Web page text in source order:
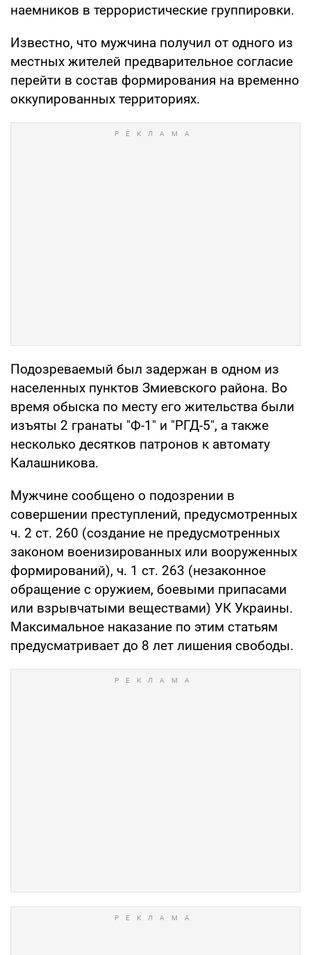
наемников в террористические группировки.
Известно, что мужчина получил от одного из
местных жителей предварительное согласие
перейти в состав формирования на временно
оккупированных территориях.
Подозреваемый был задержан в одном из
населенных пунктов Змиевского района. Во
время обыска по месту его жительства были
изъяты 2 гранаты "Ф-1" и "РГД-5", а также
несколько десятков патронов к автомату
Калашникова.
Мужчине сообщено о подозрении в
совершении преступлений, предусмотренных
ч. 2 ст. 260 (создание не предусмотренных
законом военизированных или вооруженных
формирований), ч. 1 ст. 263 (незаконное
обращение с оружием, боевыми припасами
или взрывчатыми веществами) УК Украины.
Максимальное наказание по этим статьям
предусматривает до 8 лет лишения свободы.